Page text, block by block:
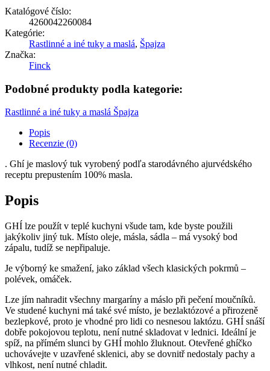
Katalógové číslo:
4260042260084
Kategórie:
Rastlinné a iné tuky a maslá, Špajza
Značka:
Finck
Podobné produkty podla kategorie:
Rastlinné a iné tuky a maslá Špajza
Popis
Recenzie (0)
. Ghí je maslový tuk vyrobený podľa starodávného ajurvédského
receptu prepustením 100% masla.
Popis
GHÍ lze použít v teplé kuchyni všude tam, kde byste použili
jakýkoliv jiný tuk. Místo oleje, másla, sádla – má vysoký bod
zápalu, tudíž se nepřipaluje.
Je výborný ke smažení, jako základ všech klasických pokrmů –
polévek, omáček.
Lze jím nahradit všechny margaríny a máslo při pečení moučníků.
Ve studené kuchyni má také své místo, je bezlaktózové a přirozeně
bezlepkové, proto je vhodné pro lidi co nesnesou laktózu. GHÍ snáší
dobře pokojovou teplotu, není nutné skladovat v lednici. Ideální je
spíž, na přímém slunci by GHÍ mohlo žluknout. Otevřené ghíčko
uchovávejte v uzavřené sklenici, aby se dovnitř nedostaly pachy a
vlhkost, není nutné chladit.